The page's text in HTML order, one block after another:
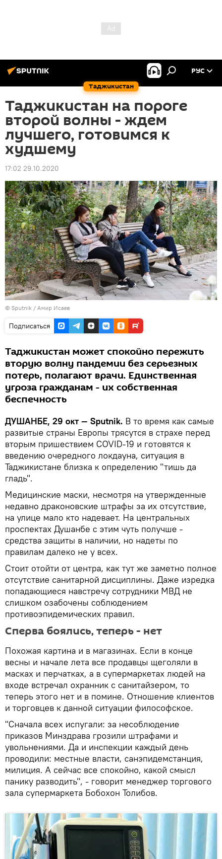
Таджикистан
РУС
Таджикистан на пороге
второй волны - ждем
лучшего, готовимся к
худшему
17:02 29.10.2020
© Sputnik / Амир Исаев
Подписаться
Таджикистан может спокойно пережить
вторую волну пандемии без серьезных
потерь, полагают врачи. Единственная
угроза гражданам - их собственная
беспечность
ДУШАНБЕ, 29 окт — Sputnik. В то время как самые
развитые страны Европы трясутся в страхе перед
вторым пришествием COVID-19 и готовятся к
введению очередного локдауна, ситуация в
Таджикистане близка к определению "тишь да
гладь".
Медицинские маски, несмотря на утвержденные
недавно драконовские штрафы за их отсутствие,
на улице мало кто надевает. На центральных
проспектах Душанбе с этим чуть получше -
средства защиты в наличии, но надеты по
правилам далеко не у всех.
Стоит отойти от центра, как тут же заметно полное
отсутствие санитарной дисциплины. Даже изредка
попадающиеся навстречу сотрудники МВД не
слишком озабочены соблюдением
противоэпидемических правил.
Сперва боялись, теперь - нет
Похожая картина и в магазинах. Если в конце
весны и начале лета все продавцы щеголяли в
масках и перчатках, а в супермаркетах людей на
входе встречал охранник с санитайзером, то
теперь этого нет и в помине. Отношение клиентов
и торговцев к данной ситуации философское.
"Сначала всех испугали: за несоблюдение
приказов Минздрава грозили штрафами и
увольнениями. Да и инспекции каждый день
проводили: местные власти, санэпидемстанция,
милиция. А сейчас все спокойно, какой смысл
панику разводить", - говорит менеджер торгового
зала супермаркета Бобохон Толибов.